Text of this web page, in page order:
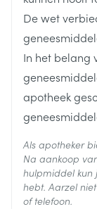
De tabletten
worden om
Actieve
Ingrediënten
Behoud
De wet
In het belang
apotheek
Als apotheker
Na aankoop
hulpmiddel kun
hebt. Aarzel
of telefoon.